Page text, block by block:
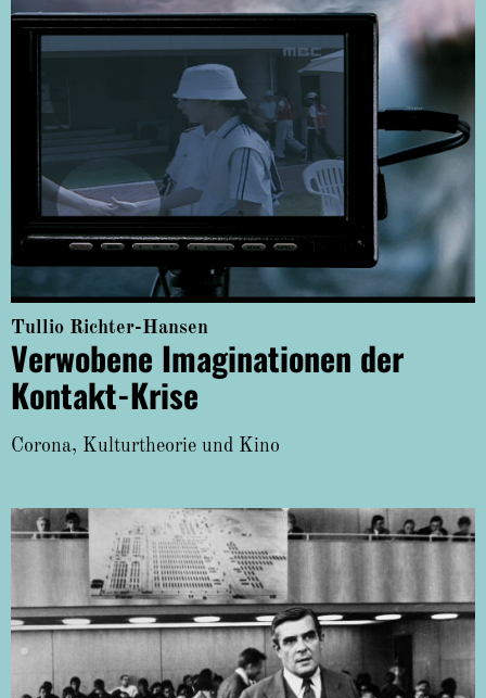
Tullio Richter-Hansen
Verwobene Imaginationen der
Kontakt-Krise
Corona, Kulturtheorie und Kino